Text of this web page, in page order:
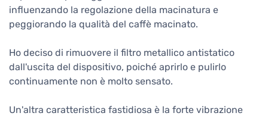
influenzando la regolazione della macinatura e
peggiorando la qualità del caffè macinato.
Ho deciso di rimuovere il filtro metallico antistatico
dall'uscita del dispositivo, poiché aprirlo e pulirlo
continuamente non è molto sensato.
Un'altra caratteristica fastidiosa è la forte vibrazione